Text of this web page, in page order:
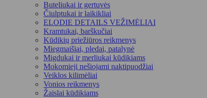
Buteliukai ir gertuvės
Čiulptukai ir laikikliai
ELODIE DETAILS VEŽIMĖLIAI
Kramtukai, barškučiai
Kūdikių priežiūros reikmenys
Miegmaišiai, pledai, patalynė
Migdukai ir merliukai kūdikiams
Mokomieji nešiojami naktipuodžiai
Veiklos kilimėliai
Vonios reikmenys
Žaislai kūdikiams